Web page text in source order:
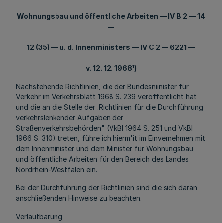
Wohnungsbau und öffentliche Arbeiten — IV B 2 — 14
—
12 (35) — u. d. Innenministers — IV C 2 — 6221 —
v. 12. 12. 1968¹)
Nachstehende Richtlinien, die der Bundesniinister für
Verkehr im Verkehrsblatt 1968 S. 239 veröffentlicht hat
und die an die Stelle der .Richtlinien für die Durchführung
verkehrslenkender Aufgaben der
Straßenverkehrsbehörden" (VkBl 1964 S. 251 und VkBl
1966 S. 310) treten, führe ich hierm'it im Einvernehmen mit
dem Innenminister und dem Minister für Wohnungsbau
und öffentliche Arbeiten für den Bereich des Landes
Nordrhein-Westfalen ein.
Bei der Durchführung der Richtlinien sind die sich daran
anschließenden Hinweise zu beachten.
Verlautbarung